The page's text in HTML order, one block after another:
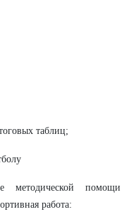
таблиц;
методической помощи
работа: